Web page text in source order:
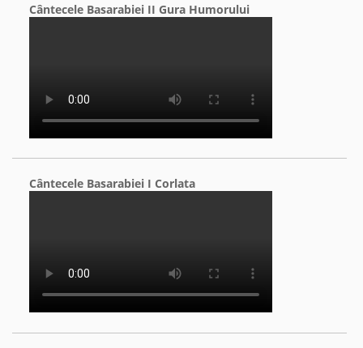
Cântecele Basarabiei II Gura Humorului
Cântecele Basarabiei I Corlata